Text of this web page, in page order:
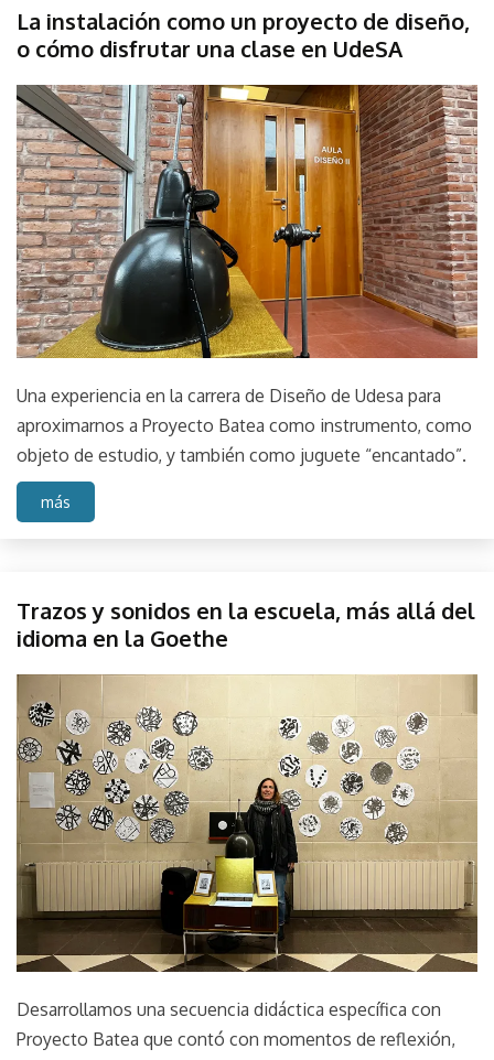
Diseño
Instalación
de sitio
Instalación
objeto
Project
Proyecto
Udesa
La instalación como un proyecto de diseño,
o cómo disfrutar una clase en UdeSA
May
31,
2023
parselis
Una experiencia en la carrera de Diseño de Udesa para
aproximarnos a Proyecto Batea como instrumento, como
objeto de estudio, y también como juguete “encantado”.
más
Evento
Instalación
de sitio
Muestra
Sonido
Sound
Taller
Trazos y sonidos en la escuela, más allá del
idioma en la Goethe
May
20,
2023
parselis
Desarrollamos una secuencia didáctica específica con
Proyecto Batea que contó con momentos de reflexión,